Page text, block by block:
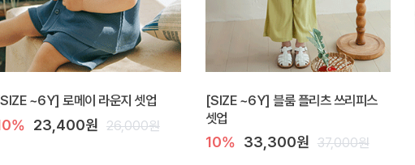
~6Y] 로메이 라운지 셋업
23,400원 26,000원
[SIZE ~6Y] 블룸 플리츠 쓰리피스
셋업
10% 33,300원 37,000원